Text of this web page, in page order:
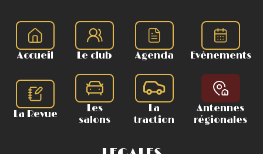
Accueil Le club Agenda Evènements
La Revue
Les
salons
La
traction
Antennes
régionales